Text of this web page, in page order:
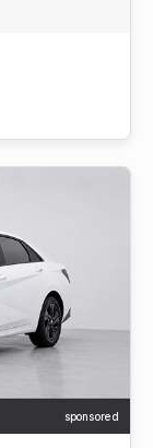
sponsored